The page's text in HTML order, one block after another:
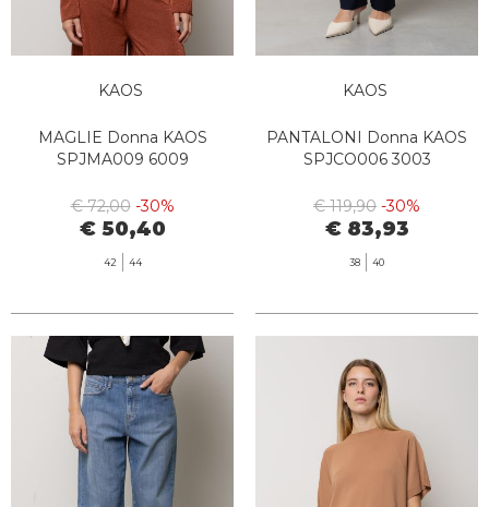
KAOS
MAGLIE Donna KAOS
SPJMA009 6009
€ 72,00 -30%
€ 50,40
42 44
KAOS
PANTALONI Donna KAOS
SPJCO006 3003
€ 119,90 -30%
€ 83,93
38 40